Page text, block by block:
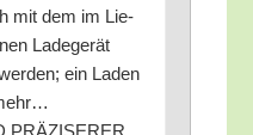
mit dem im Lie­
Lade­ge­rät
ein Laden